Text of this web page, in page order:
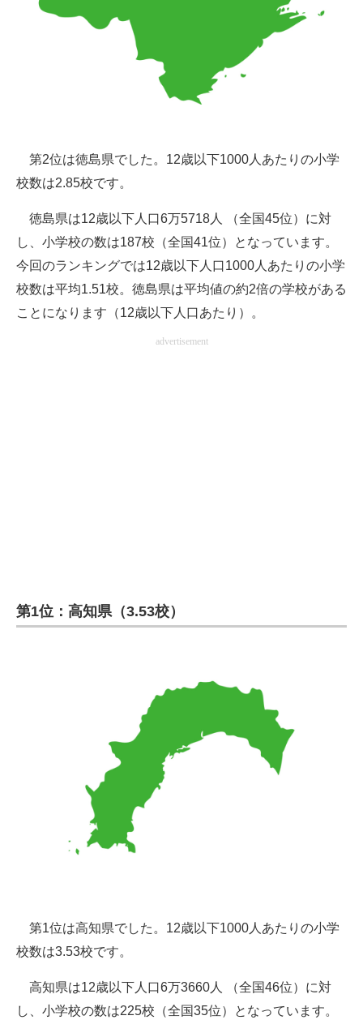
第2位は徳島県でした。12歳以下1000人あたりの小学
校数は2.85校です。
徳島県は12歳以下人口6万5718人 （全国45位）に対
し、小学校の数は187校（全国41位）となっています。
今回のランキングでは12歳以下人口1000人あたりの小学
校数は平均1.51校。徳島県は平均値の約2倍の学校がある
ことになります（12歳以下人口あたり）。
advertisement
第1位：高知県（3.53校）
第1位は高知県でした。12歳以下1000人あたりの小学
校数は3.53校です。
高知県は12歳以下人口6万3660人 （全国46位）に対
し、小学校の数は225校（全国35位）となっています。